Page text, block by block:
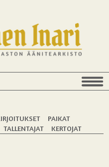
PAIKAT
TALLENTAJAT KERTOJAT